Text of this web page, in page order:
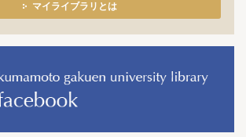
マイライブラリとは